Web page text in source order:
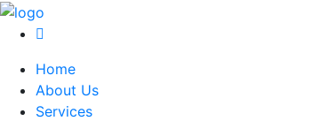
Home
About Us
Services